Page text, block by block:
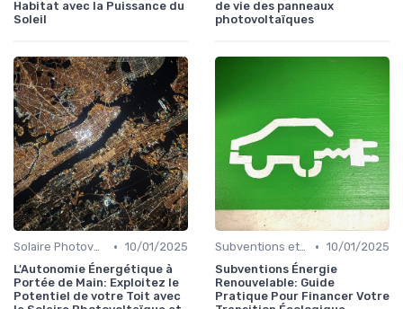
Habitat avec la Puissance du
Soleil
de vie des panneaux
photovoltaïques
Solaire Photovoltaïque et Thermique • 10/01/2025
L'Autonomie Énergétique à
Portée de Main: Exploitez le
Potentiel de votre Toit avec
Subventions et Aides Financières • 10/01/2025
Subventions Énergie
Renouvelable: Guide
Pratique Pour Financer Votre